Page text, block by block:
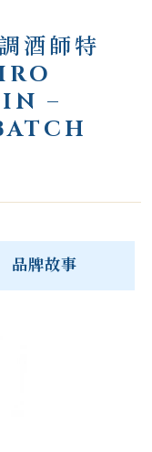
酒師特
–
品牌故事